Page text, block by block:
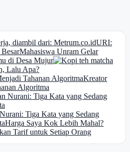
URI:
Mahasiswa Unram Gelar
di Desa Mujur
Lalu Apa?
Kreator
Algoritma
Tiga Kata yang Sedang
Harga Saya Kok Lebih Mahal?
Tarif untuk Setiap Orang